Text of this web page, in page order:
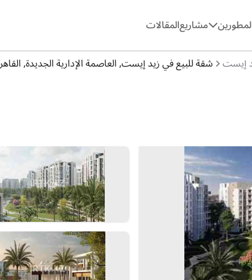
مشاريعالمقالات
إيست شقة للبيع في زيد إيست, العاصمة الإدارية الجديدة,